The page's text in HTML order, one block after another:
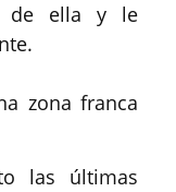
de ella y le
zona franca
las últimas